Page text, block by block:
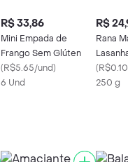
R$ 33,86
Mini Empada de
Frango Sem Glúten
(R$5.65/und)
6 Und
R$
Rana
(
250 g